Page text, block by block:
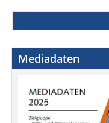
Mediadaten